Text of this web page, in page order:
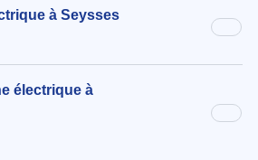
à Seysses
électrique à